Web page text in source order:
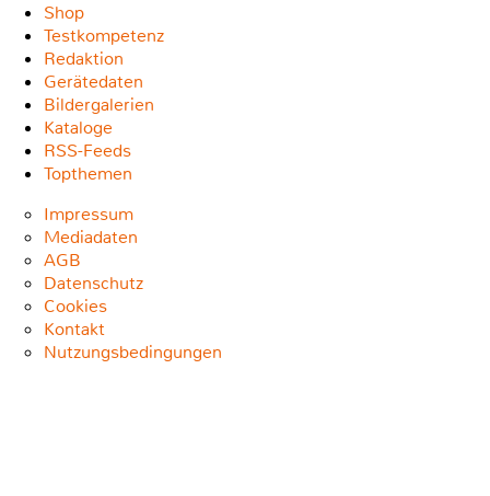
Shop
Testkompetenz
Redaktion
Gerätedaten
Bildergalerien
Kataloge
RSS-Feeds
Topthemen
Impressum
Mediadaten
AGB
Datenschutz
Cookies
Kontakt
Nutzungsbedingungen